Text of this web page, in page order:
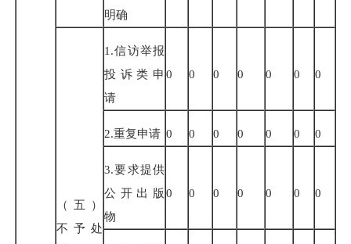
明确
（五）
不予处
1.信访举报
投诉类申
请
0 0 0 0 0 0 0
2.重复申请 0 0 0 0 0 0 0
3.要求提供
公开出版
物
0 0 0 0 0 0 0